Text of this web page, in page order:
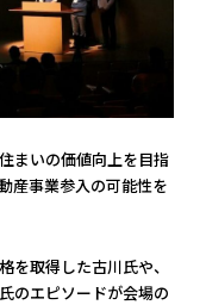
まいの価値向上を目指
産事業参入の可能性を
を取得した古川氏や、
のエピソードが会場の